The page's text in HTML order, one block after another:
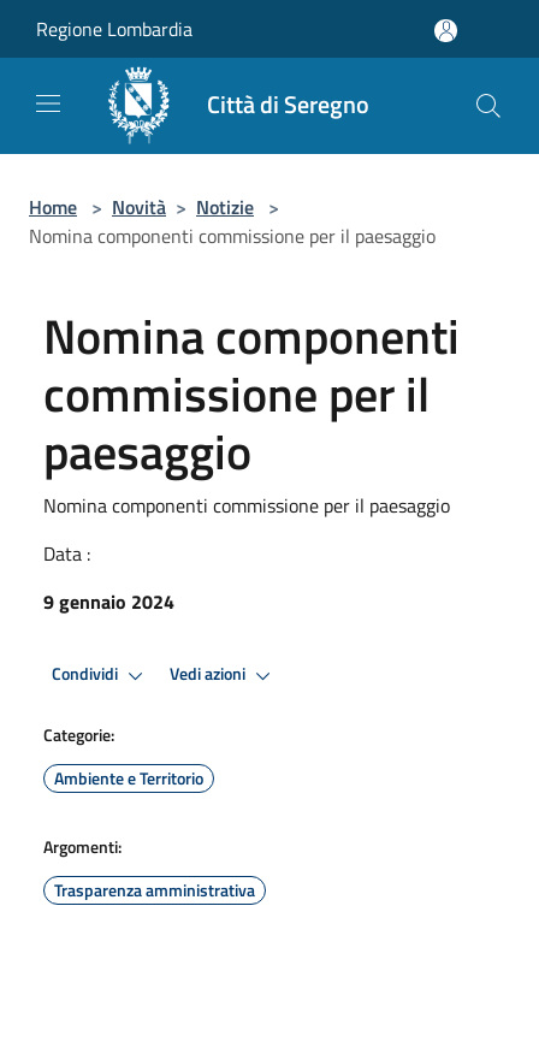
Regione Lombardia
Città di Seregno
Home > Novità > Notizie >
Nomina componenti commissione per il paesaggio
Nomina componenti
commissione per il
paesaggio
Nomina componenti commissione per il paesaggio
Data :
9 gennaio 2024
Condividi Vedi azioni
Categorie:
Ambiente e Territorio
Argomenti:
Trasparenza amministrativa